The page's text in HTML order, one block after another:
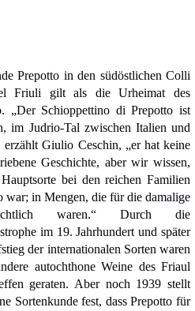
Prepotto in den südöstlichen Colli
Friuli gilt als die Urheimat des
„Der Schioppettino di Prepotto ist
im Judrio-Tal zwischen Italien und
erzählt Giulio Ceschin, „er hat keine
Geschichte, aber wir wissen,
bei den reichen Familien
war; in Mengen, die für die damalige
waren.“ Durch die
im 19. Jahrhundert und später
der internationalen Sorten waren
autochthone Weine des Friaul
geraten. Aber noch 1939 stellt
Sortenkunde fest, dass Prepotto für